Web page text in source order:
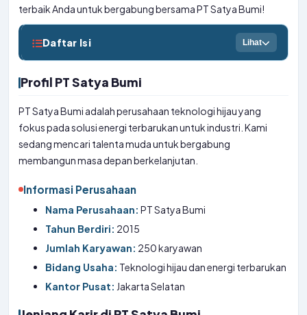
terbaik Anda untuk bergabung bersama PT Satya Bumi!
Daftar Isi Lihat
Profil PT Satya Bumi
PT Satya Bumi adalah perusahaan teknologi hijau yang
fokus pada solusi energi terbarukan untuk industri. Kami
sedang mencari talenta muda untuk bergabung
membangun masa depan berkelanjutan.
Informasi Perusahaan
Nama Perusahaan: PT Satya Bumi
Tahun Berdiri: 2015
Jumlah Karyawan: 250 karyawan
Bidang Usaha: Teknologi hijau dan energi terbarukan
Kantor Pusat: Jakarta Selatan